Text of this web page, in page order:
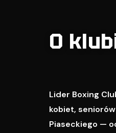
O
Lider Boxing
kobiet,
Piaseckiego —